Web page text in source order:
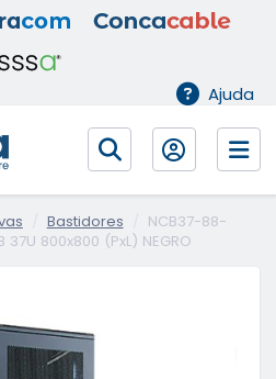
Ajuda
Bastidores
NCB37-88-
37U 800x800 (PxL) NEGRO